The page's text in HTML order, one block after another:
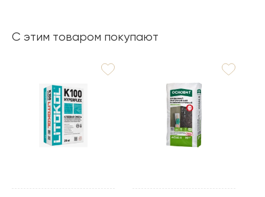
С этим товаром покупают